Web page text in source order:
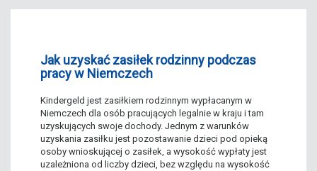
Jak uzyskać zasiłek rodzinny podczas
pracy w Niemczech
Kindergeld jest zasiłkiem rodzinnym wypłacanym w
Niemczech dla osób pracujących legalnie w kraju i tam
uzyskujących swoje dochody. Jednym z warunków
uzyskania zasiłku jest pozostawanie dzieci pod opieką
osoby wnioskującej o zasiłek, a wysokość wypłaty jest
uzależniona od liczby dzieci, bez względu na wysokość